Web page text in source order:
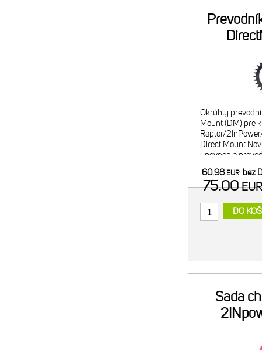
Okrúhly
Mount (DM) pre
Raptor/
Direct Mount
upevnenia
do sytému
60.98EUR bez
75.00
DO
Sada